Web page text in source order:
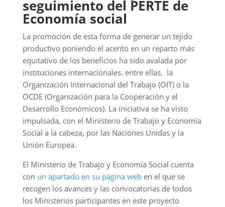
seguimiento del PERTE de
Economía social
La promoción de esta forma de generar un tejido
productivo poniendo el acento en un reparto más
equitativo de los beneficios ha sido avalada por
instituciones internacionales. entre ellas, la
Organización Internacional del Trabajo (OIT) o la
OCDE (Organización para la Cooperación y el
Desarrollo Económicos). La iniciativa se ha visto
impulsada, con el Ministerio de Trabajo y Economía
Social a la cabeza, por las Naciones Unidas y la
Unión Europea.
El Ministerio de Trabajo y Economía Social cuenta
con un apartado en su página weben el que se
recogen los avances y las convocatorias de todos
los Ministerios participantes en este proyecto